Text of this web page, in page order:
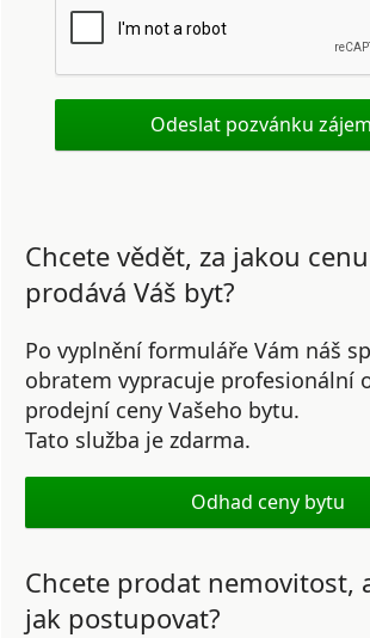
Chcete vědět, za jakou
prodává Váš byt?
Po vyplnění formuláře Vám náš
obratem vypracuje profesionální
prodejní ceny Vašeho bytu.
Tato služba je zdarma.
Odhad ceny bytu
Chcete prodat nemovitost,
jak postupovat?